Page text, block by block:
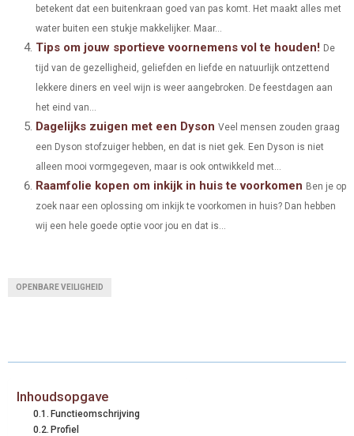
R
)
T
betekent dat een buitenkraan goed van pas komt. Het maakt alles met
water buiten een stukje makkelijker. Maar...
Tips om jouw sportieve voornemens vol te houden! De
tijd van de gezelligheid, geliefden en liefde en natuurlijk ontzettend
lekkere diners en veel wijn is weer aangebroken. De feestdagen aan
het eind van...
Dagelijks zuigen met een Dyson Veel mensen zouden graag
een Dyson stofzuiger hebben, en dat is niet gek. Een Dyson is niet
alleen mooi vormgegeven, maar is ook ontwikkeld met...
Raamfolie kopen om inkijk in huis te voorkomen Ben je op
zoek naar een oplossing om inkijk te voorkomen in huis? Dan hebben
wij een hele goede optie voor jou en dat is...
OPENBARE VEILIGHEID
Inhoudsopgave
Functieomschrijving
Profiel